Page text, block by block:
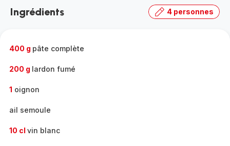
gamme
Ingrédients 4 personnes
400 g pâte complète
200 g lardon fumé
1 oignon
ail semoule
10 cl vin blanc